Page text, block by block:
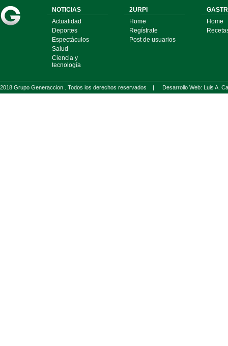
NOTICIAS
Actualidad
Deportes
Espectáculos
Salud
Ciencia y
tecnología
2URPI
Home
Regístrate
Post de usuarios
Home
2018 Grupo Generaccion . Todos los derechos reservados | Desarrollo Web: Luis